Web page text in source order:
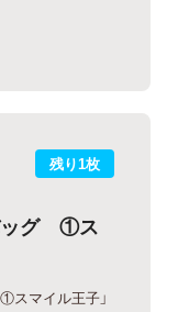
残り1枚
ッグ ①ス
マイル王子」